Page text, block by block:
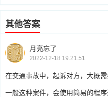
其他答案
月亮忘了
2022-12-18 19:21:51
在交通事故中，起诉对方，大概
一般这种案件，会使用简易的程